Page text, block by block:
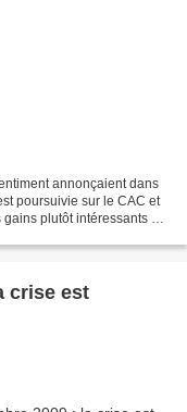
annonçaient dans
poursuivie sur le CAC et
plutôt intéressants en
crise est